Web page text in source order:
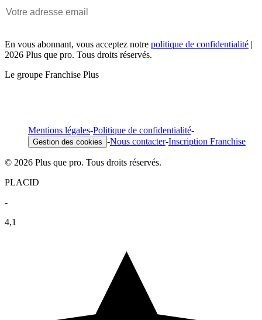
En vous abonnant, vous acceptez notre politique de confidentialité |
2026 Plus que pro. Tous droits réservés.
Le groupe Franchise Plus
Mentions légales-Politique de confidentialité-
Gestion des cookies -Nous contacter-Inscription Franchise
© 2026 Plus que pro. Tous droits réservés.
PLACID
-
4,1